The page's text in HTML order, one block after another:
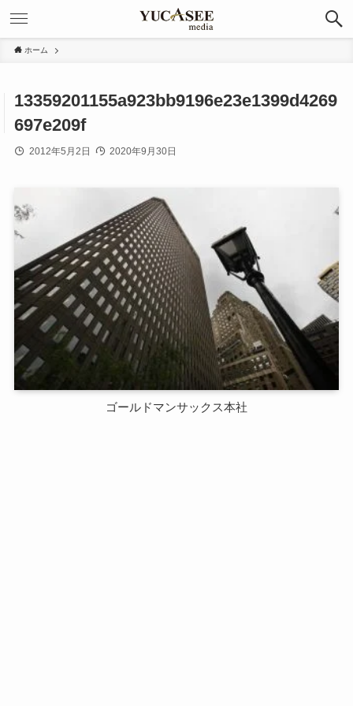
ホーム
13359201155a923bb9196e23e1399d4269
697e209f
2012年5月2日 2020年9月30日
ゴールドマンサックス本社